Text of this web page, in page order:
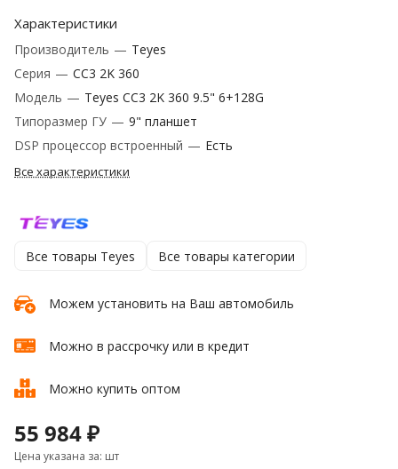
Характеристики
Производитель — Teyes
Серия — CC3 2K 360
Модель — Teyes CC3 2K 360 9.5" 6+128G
Типоразмер ГУ — 9" планшет
DSP процессор встроенный — Есть
Все характеристики
Все товары Teyes Все товары категории
Можем установить на Ваш автомобиль
Можно в рассрочку или в кредит
Можно купить оптом
55 984 ₽
Цена указана за: шт